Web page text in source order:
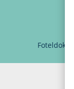
Foteldoki